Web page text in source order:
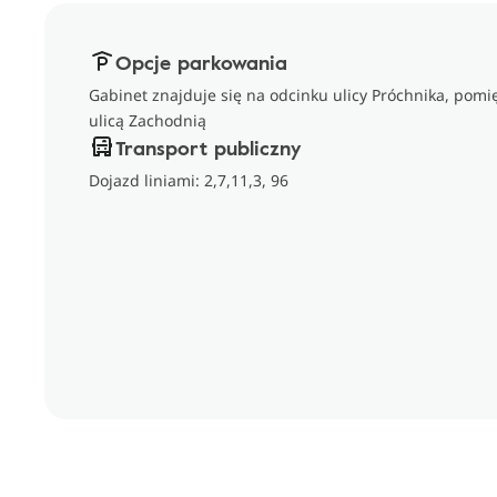
Opcje parkowania
Gabinet znajduje się na odcinku ulicy Próchnika,
ulicą Zachodnią
Transport publiczny
Dojazd liniami: 2,7,11,3, 96